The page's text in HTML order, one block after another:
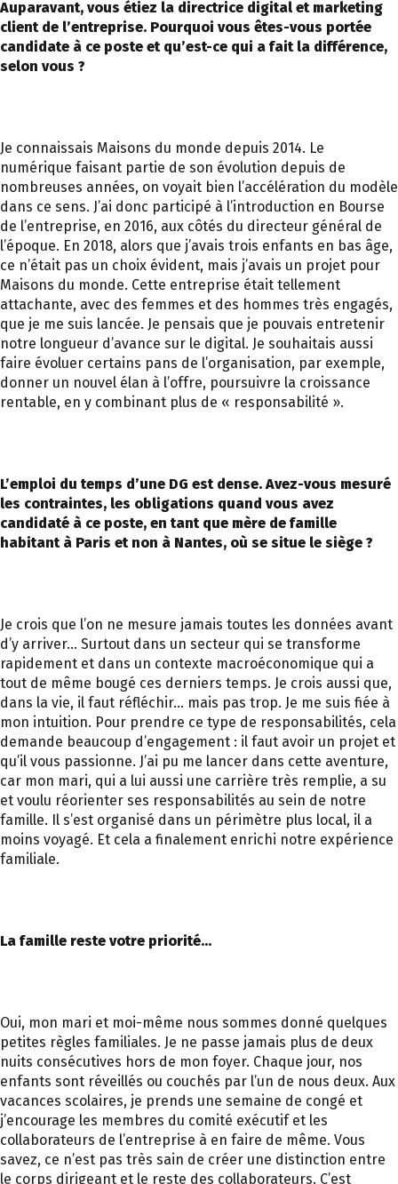
Auparavant, vous étiez la directrice digital et marketing
client de l’entreprise. Pourquoi vous êtes-vous portée
candidate à ce poste et qu’est-ce qui a fait la différence,
selon vous ?
Je connaissais Maisons du monde depuis 2014. Le
numérique faisant partie de son évolution depuis de
nombreuses années, on voyait bien l’accélération du modèle
dans ce sens. J’ai donc participé à l’introduction en Bourse
de l’entreprise, en 2016, aux côtés du directeur général de
l’époque. En 2018, alors que j’avais trois enfants en bas âge,
ce n’était pas un choix évident, mais j’avais un projet pour
Maisons du monde. Cette entreprise était tellement
attachante, avec des femmes et des hommes très engagés,
que je me suis lancée. Je pensais que je pouvais entretenir
notre longueur d’avance sur le digital. Je souhaitais aussi
faire évoluer certains pans de l’organisation, par exemple,
donner un nouvel élan à l’offre, poursuivre la croissance
rentable, en y combinant plus de « responsabilité ».
L’emploi du temps d’une DG est dense. Avez-vous mesuré
les contraintes, les obligations quand vous avez
candidaté à ce poste, en tant que mère de famille
habitant à Paris et non à Nantes, où se situe le siège ?
Je crois que l’on ne mesure jamais toutes les données avant
d’y arriver… Surtout dans un secteur qui se transforme
rapidement et dans un contexte macroéconomique qui a
tout de même bougé ces derniers temps. Je crois aussi que,
dans la vie, il faut réfléchir… mais pas trop. Je me suis fiée à
mon intuition. Pour prendre ce type de responsabilités, cela
demande beaucoup d’engagement : il faut avoir un projet et
qu’il vous passionne. J’ai pu me lancer dans cette aventure,
car mon mari, qui a lui aussi une carrière très remplie, a su
et voulu réorienter ses responsabilités au sein de notre
famille. Il s’est organisé dans un périmètre plus local, il a
moins voyagé. Et cela a finalement enrichi notre expérience
familiale.
La famille reste votre priorité…
Oui, mon mari et moi-même nous sommes donné quelques
petites règles familiales. Je ne passe jamais plus de deux
nuits consécutives hors de mon foyer. Chaque jour, nos
enfants sont réveillés ou couchés par l’un de nous deux. Aux
vacances scolaires, je prends une semaine de congé et
j’encourage les membres du comité exécutif et les
collaborateurs de l’entreprise à en faire de même. Vous
savez, ce n’est pas très sain de créer une distinction entre
le corps dirigeant et le reste des collaborateurs. C’est